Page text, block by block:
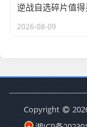
逆战自选碎片值得
2026-08-09
Copyright